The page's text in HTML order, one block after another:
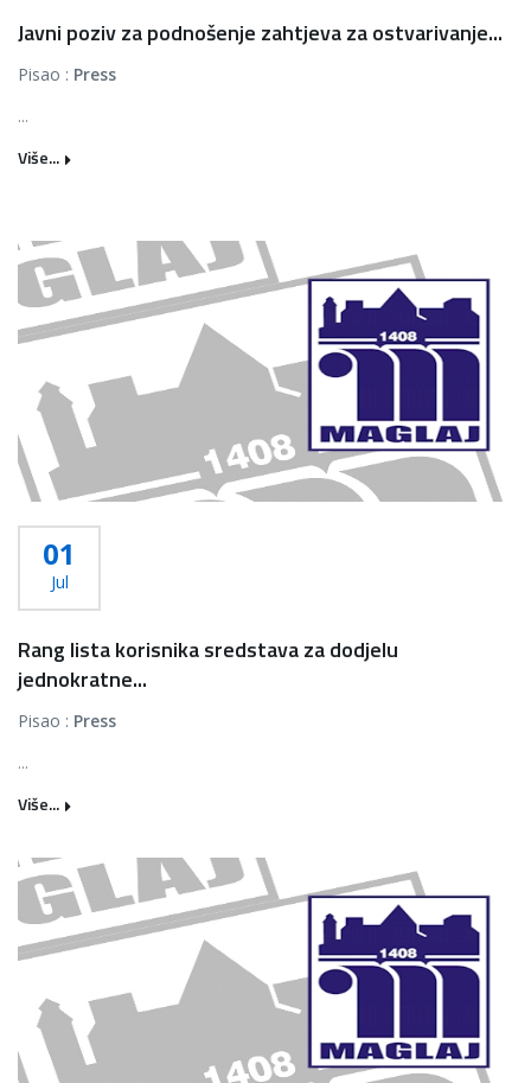
Javni poziv za podnošenje zahtjeva za ostvarivanje...
Pisao : Press
...
Više...
01
Jul
Rang lista korisnika sredstava za dodjelu
jednokratne...
Pisao : Press
...
Više...